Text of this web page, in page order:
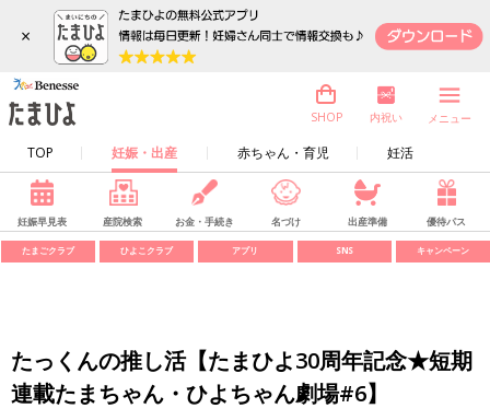
×
TOP 妊娠・出産 赤ちゃん・育児 妊活
SHOP 内祝い メニュー
妊娠早見表 産院検索 お金・手続き 名づけ 出産準備 優待パス
たまごクラブ ひよこクラブ アプリ SNS キャンペーン
たっくんの推し活【たまひよ30周年記念★短期
連載たまちゃん・ひよちゃん劇場#6】